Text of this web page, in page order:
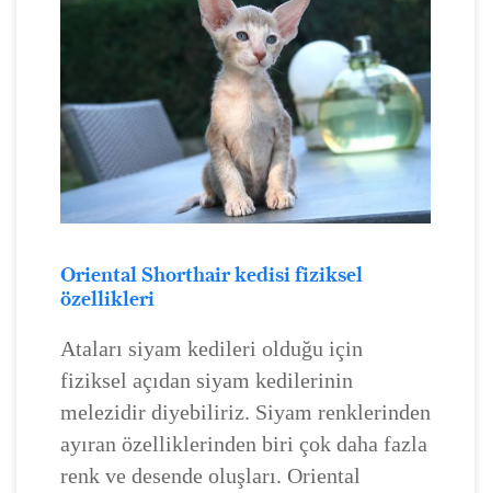
Oriental Shorthair kedisi fiziksel
özellikleri
Ataları siyam kedileri olduğu için
fiziksel açıdan siyam kedilerinin
melezidir diyebiliriz. Siyam renklerinden
ayıran özelliklerinden biri çok daha fazla
renk ve desende oluşları. Oriental